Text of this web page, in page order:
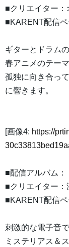
■クリエイター：
■KARENT配信ペ
ギターとドラム
春アニメのテー
孤独に向き合っ
に響きます。
[画像4: https://
■配信アルバム：
■クリエイター：
■KARENT配信ペ
刺激的な電子音
ミステリアス＆